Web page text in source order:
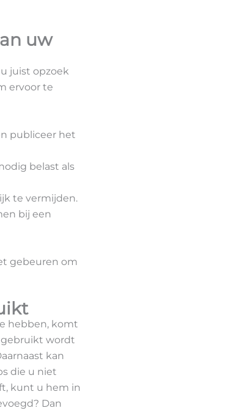
uw
juist opzoek
ervoor te
publiceer het
belast als
te vermijden.
bij een
gebeuren om
hebben, komt
gebruikt wordt
kan
die u niet
kunt u hem in
Dan